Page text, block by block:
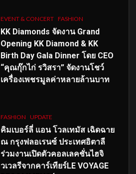
EVENT & CONCERT FASHION
KK Diamonds จัดงาน Grand
Opening KK Diamond & KK
Birth Day Gala Dinner โดย CEO
“คุณกุ๊กไก่ รวิสรา” จัดงานโชว์
เครื่องเพชรมูลค่าหลายล้านบาท
FASHION UPDATE
คิมเบอร์ลี่ แอน โวลเทมัส เฉิดฉาย
ณ กรุงฟลอเรนซ์ ประเทศอิตาลี
ร่วมงานเปิดตัวคอลเลคชั่นไฮจิ
วเวลรีจากคาร์เทียร์LE VOYAGE